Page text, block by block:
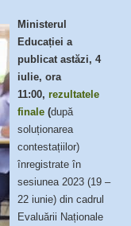
Ministerul
Educației a
publicat astăzi, 4
iulie, ora
11:00, rezultatele
finale (după
soluționarea
contestațiilor)
înregistrate în
sesiunea 2023 (19 –
22 iunie) din cadrul
Evaluării Naționale